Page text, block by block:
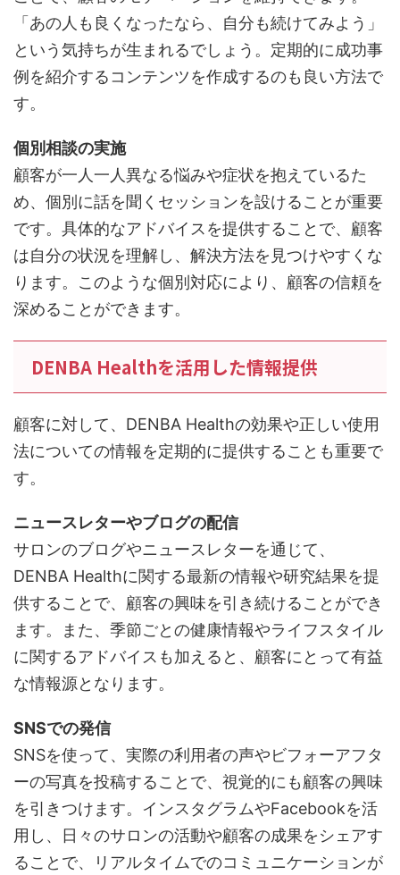
「あの人も良くなったなら、自分も続けてみよう」
という気持ちが生まれるでしょう。定期的に成功事
例を紹介するコンテンツを作成するのも良い方法で
す。
個別相談の実施
顧客が一人一人異なる悩みや症状を抱えているた
め、個別に話を聞くセッションを設けることが重要
です。具体的なアドバイスを提供することで、顧客
は自分の状況を理解し、解決方法を見つけやすくな
ります。このような個別対応により、顧客の信頼を
深めることができます。
DENBA Healthを活用した情報提供
顧客に対して、DENBA Healthの効果や正しい使用
法についての情報を定期的に提供することも重要で
す。
ニュースレターやブログの配信
サロンのブログやニュースレターを通じて、
DENBA Healthに関する最新の情報や研究結果を提
供することで、顧客の興味を引き続けることができ
ます。また、季節ごとの健康情報やライフスタイル
に関するアドバイスも加えると、顧客にとって有益
な情報源となります。
SNSでの発信
SNSを使って、実際の利用者の声やビフォーアフタ
ーの写真を投稿することで、視覚的にも顧客の興味
を引きつけます。インスタグラムやFacebookを活
用し、日々のサロンの活動や顧客の成果をシェアす
ることで、リアルタイムでのコミュニケーションが